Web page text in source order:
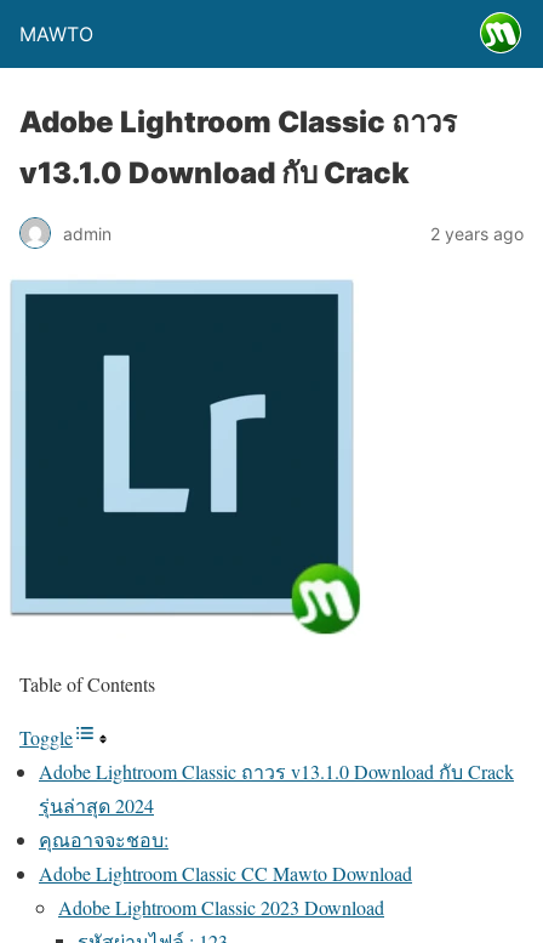
MAWTO
Adobe Lightroom Classic ถาวร
v13.1.0 Download กับ Crack
admin 2 years ago
Table of Contents
Toggle
Adobe Lightroom Classic ถาวร v13.1.0 Download กับ Crack
รุ่นล่าสุด 2024
คุณอาจจะชอบ:
Adobe Lightroom Classic CC Mawto Download
Adobe Lightroom Classic 2023 Download